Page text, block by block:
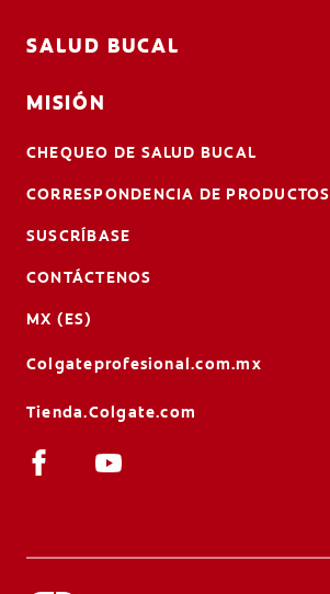
SALUD BUCAL
MISIÓN
CHEQUEO DE SALUD BUCAL
CORRESPONDENCIA DE PRODUCTOS
SUSCRÍBASE
CONTÁCTENOS
MX (ES)
Colgateprofesional.com.mx
Tienda.Colgate.com